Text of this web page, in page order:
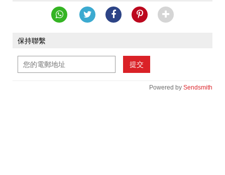
保持聯繫
提交
Powered by Sendsmith